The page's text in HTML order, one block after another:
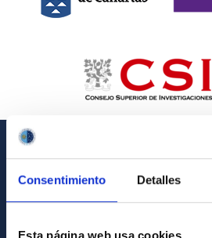
Consentimiento Detalles
Contacto